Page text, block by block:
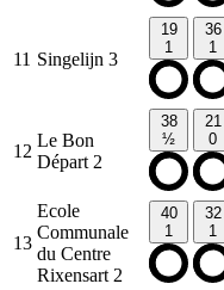
11 Singelijn 3
19
1
36
1
12
Le Bon
Départ 2
38
½
21
0
13
Ecole
Communale
du Centre
Rixensart 2
40
1
32
1